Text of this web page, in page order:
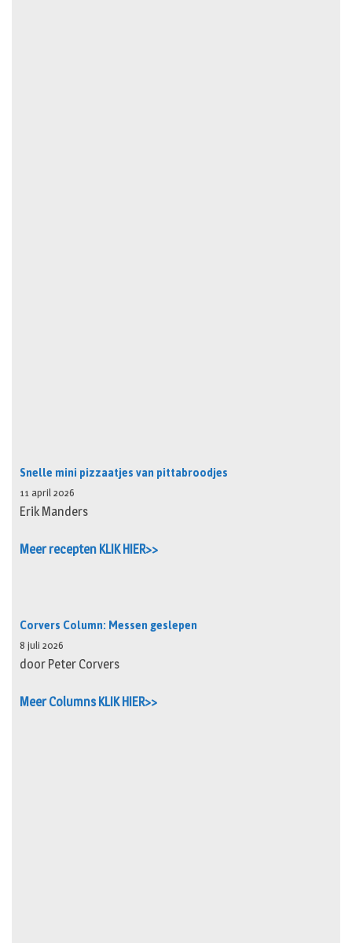
Snelle mini pizzaatjes van pittabroodjes
11 april 2026
Erik Manders
Meer recepten KLIK HIER>>
Corvers Column: Messen geslepen
8 juli 2026
door Peter Corvers
Meer Columns KLIK HIER>>